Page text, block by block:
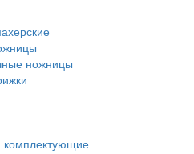
ножницы
комплектующие